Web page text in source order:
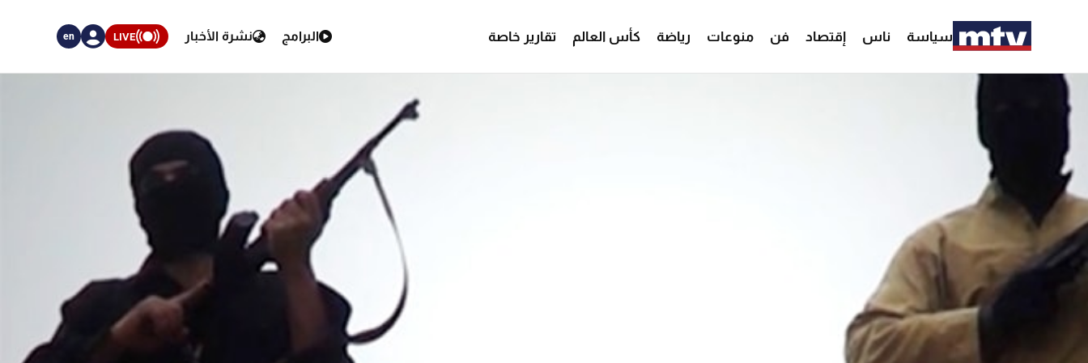
سياسة ناس إقتصاد فن منوعات رياضة كأس العالم تقارير خاصة البرامج نشرة الأخبار LIVE
en